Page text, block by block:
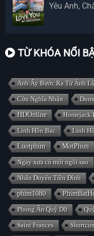
Yêu Anh,
TỪ KHÓA NỔI
Anh Ấy Bước Ra Từ Ánh
Cửu Nghĩa Nhân
HDOnline Homejack
Linh Hồn Bạc Linh
Luotphim MotPhim
Ngày xưa có một ngôi sao
Nhân Duyên Tiền Đình
phim1080
Phong Ấn Quỷ Dữ
Saint Frances